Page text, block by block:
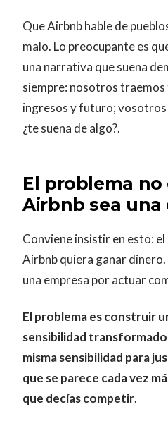
Que Airbnb hable de
malo. Lo preocupante es
una narrativa que suena
siempre: nosotros
ingresos y futuro; vosotros
¿te suena de algo?.
El problema no
Airbnb sea una
Conviene insistir en esto:
Airbnb quiera ganar
una empresa por actuar
El problema es construir
sensibilidad
misma sensibilidad para
que se parece cada vez
que decías competir.